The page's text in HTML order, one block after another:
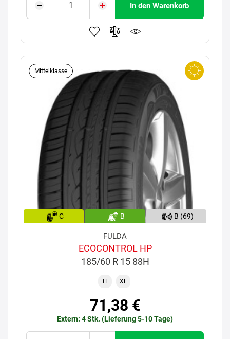
In den Warenkorb
Mittelklasse
C B B (69)
FULDA
ECOCONTROL HP
185/60 R 15 88H
TL XL
71,38 €
Extern: 4 Stk. (Lieferung 5-10 Tage)